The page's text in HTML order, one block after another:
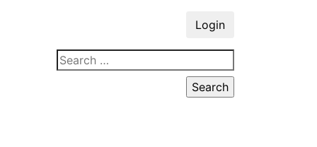
Login